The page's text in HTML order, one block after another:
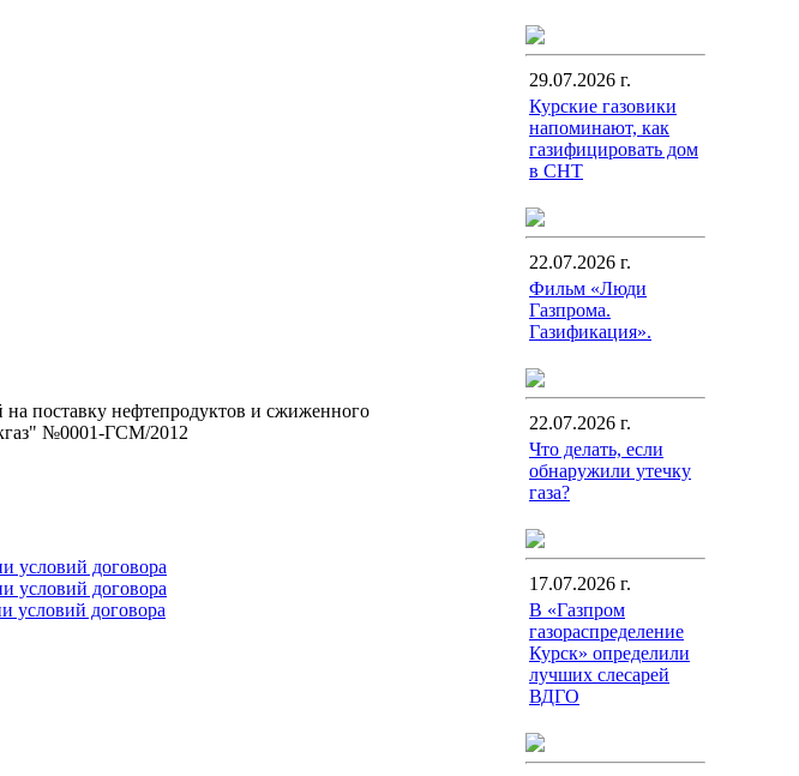
поставку нефтепродуктов и сжиженного
№0001-ГСМ/2012
условий договора
условий договора
условий договора
29.07.2026 г.
Курские газовики
напоминают, как
газифицировать дом
в СНТ
22.07.2026 г.
Фильм «Люди
Газпрома.
Газификация».
22.07.2026 г.
Что делать, если
обнаружили утечку
газа?
17.07.2026 г.
В «Газпром
газораспределение
Курск» определили
лучших слесарей
ВДГО